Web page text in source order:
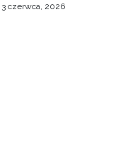
3 czerwca, 2026